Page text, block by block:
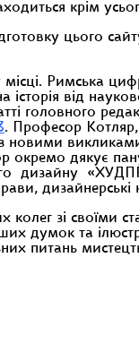
крім
цього
Римська
від
головного
. Професор
новими
окремо дякує
дизайну
зі своїми
думок та
питань